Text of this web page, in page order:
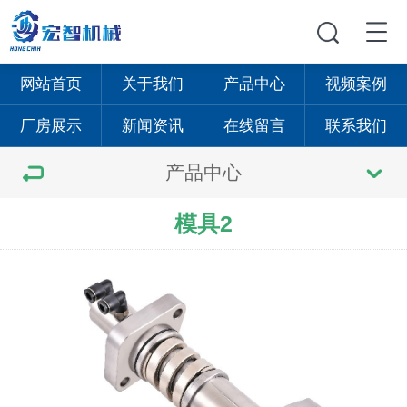
网站首页 关于我们 产品中心 视频案例
厂房展示 新闻资讯 在线留言 联系我们
产品中心
模具2